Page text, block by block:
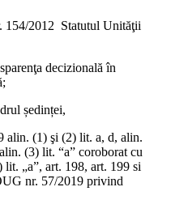
154/2012 Statutul Unităţii
decizională în
ședinței,
alin. (1) şi (2) lit. a, d, alin.
(3) lit. “a” coroborat cu
„a”, art. 198, art. 199 si
nr. 57/2019 privind